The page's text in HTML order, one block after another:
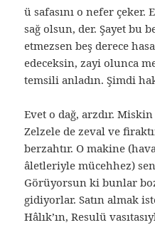
ü safasını o nefer çeker.
sağ olsun, der. Şayet bu
etmezsen beş derece
edeceksin, zayi olunca
temsili anladın. Şimdi
Evet o dağ, arzdır.
Zelzele de zeval ve
berzahtır. O makine
âletleriyle mücehhez)
Görüyorsun ki bunlar
gidiyorlar. Satın almak
Hâlık’ın, Resulü